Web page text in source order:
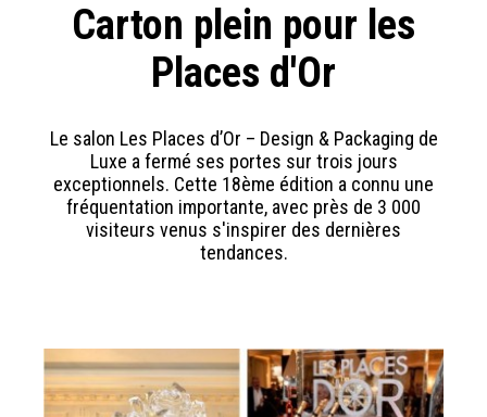
Carton plein pour les
Places d'Or
Le salon Les Places d’Or – Design & Packaging de
Luxe a fermé ses portes sur trois jours
exceptionnels. Cette 18ème édition a connu une
fréquentation importante, avec près de 3 000
visiteurs venus s'inspirer des dernières
tendances.